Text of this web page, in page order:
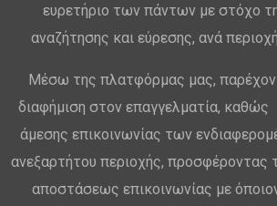
ευρετήριο των πάντων με στόχο
αναζήτησης και εύρεσης, ανά
Μέσω της πλατφόρμας μας,
διαφήμιση στον επαγγελματία, καθώς
άμεσης επικοινωνίας των
ανεξαρτήτου περιοχής, προσφέροντας
αποστάσεως επικοινωνίας με